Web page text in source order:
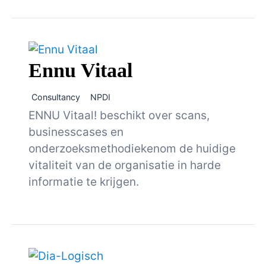
Ennu Vitaal
Consultancy NPDI
ENNU Vitaal! beschikt over scans,
businesscases en
onderzoeksmethodiekenom de huidige
vitaliteit van de organisatie in harde
informatie te krijgen.